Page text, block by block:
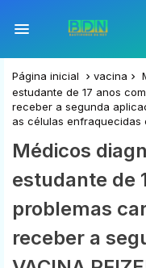
Página inicial vacina
estudante de 17 anos
receber a segunda
as células enfraquecidas
Médicos
estudante de
problemas
receber a